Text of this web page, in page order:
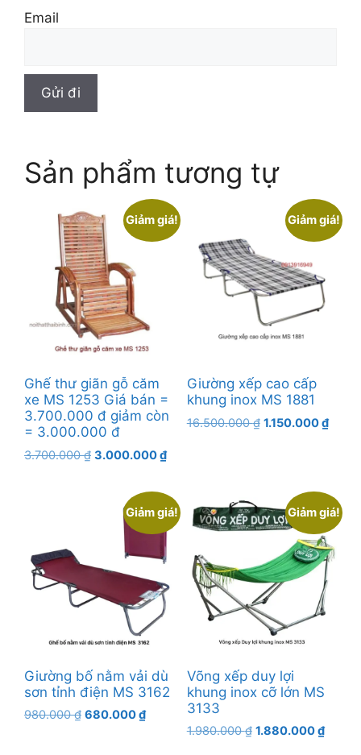
Email
Sản phẩm tương tự
Giảm giá!
Ghế thư giãn gỗ căm
xe MS 1253 Giá bán =
3.700.000 đ giảm còn
= 3.000.000 đ
3.700.000₫ Giá
3.700.000 ₫.
3.000.000₫Giá
là:
3.000.000 ₫.
Giảm giá!
Giường xếp cao cấp
khung inox MS 1881
16.500.000₫ Giá
1.150.000₫Giá
Giảm giá!
Giường bố nằm vải dù
sơn tỉnh điện MS 3162
980.000₫ Giá
680.000₫Giá
Giảm giá!
Võng xếp duy lợi
khung inox cỡ lớn MS
3133
1.980.000₫ Giá
1.880.000₫Giá